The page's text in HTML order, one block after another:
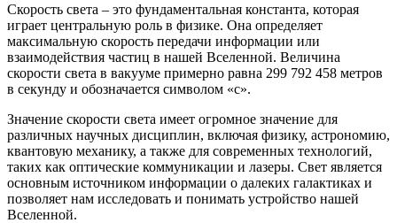
Скорость света – это фундаментальная константа, которая
играет центральную роль в физике. Она определяет
максимальную скорость передачи информации или
взаимодействия частиц в нашей Вселенной. Величина
скорости света в вакууме примерно равна 299 792 458 метров
в секунду и обозначается символом «с».
Значение скорости света имеет огромное значение для
различных научных дисциплин, включая физику, астрономию,
квантовую механику, а также для современных технологий,
таких как оптические коммуникации и лазеры. Свет является
основным источником информации о далеких галактиках и
позволяет нам исследовать и понимать устройство нашей
Вселенной.